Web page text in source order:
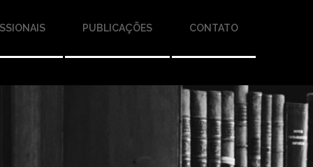
PUBLICAÇÕES CONTATO